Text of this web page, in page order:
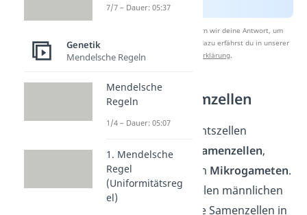
Nach Beantwortung speichern wir deine Antwort, um
Studyflix zu verbessern. Mehr dazu erfährst du in unserer
Datenschutzerklärung
Männliche Keimzellen
Männliche Geschlechtszellen
bezeichnest du als
Samenzellen,
Spermium
oder auch Mikrogameten.
Bei Männern und vielen männlichen
Tieren bilden sich die Samenzellen in
7/7 – Dauer: 05:37
Genetik
Mendelsche Regeln
Mendelsche
Regeln
1/4 – Dauer: 05:07
1. Mendelsche
Regel
(Uniformitätsreg
el)